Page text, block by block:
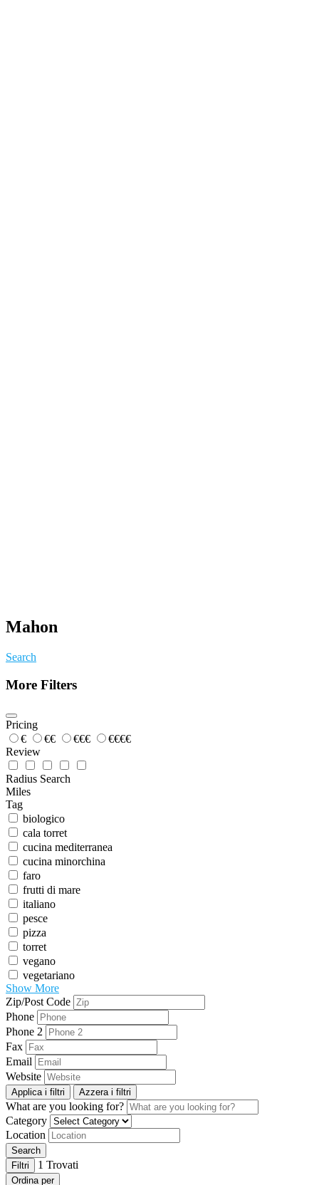
Mahon
Search
More Filters
Pricing
€
€€ €€€
€€€€
Review
Radius Search
Miles
Tag
biologico
cala torret
cucina mediterranea
cucina minorchina
faro
frutti di mare
italiano
pesce
pizza
torret
vegano
vegetariano
Show More
Zip/Post Code
Phone
Phone 2
Fax
Email
Website
Applica i filtri Azzera i filtri
What are you looking for?
Category
Location
Search
Filtri
1 Trovati
Ordina per